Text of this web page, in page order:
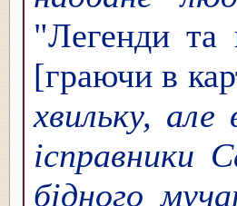
"Легенди та
[граючи в
хвильку,
ісправники
бідного